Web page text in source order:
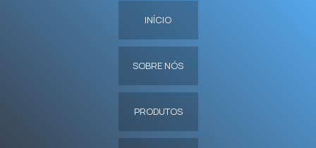
INÍCIO
SOBRE NÓS
PRODUTOS